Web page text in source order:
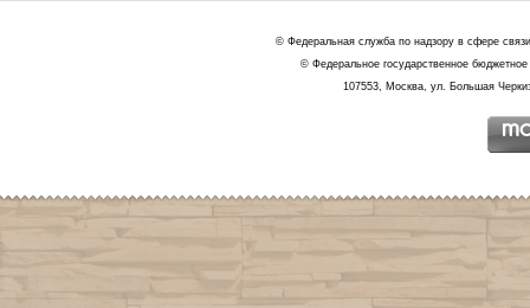
© Федеральная служба по надзору в сфере
© Федеральное государственное
107553, Москва, ул. Большая